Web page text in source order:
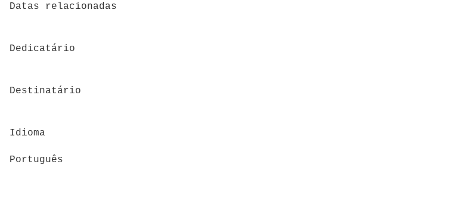
Datas relacionadas
Dedicatário
Destinatário
Idioma
Português